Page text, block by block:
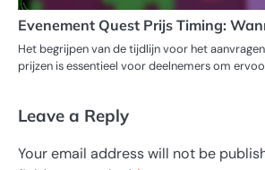
Evenement Quest Prijs Timing:
Het begrijpen van de tijdlijn voor het
prijzen is essentieel voor deelnemers om
Leave a Reply
Your email address will not be